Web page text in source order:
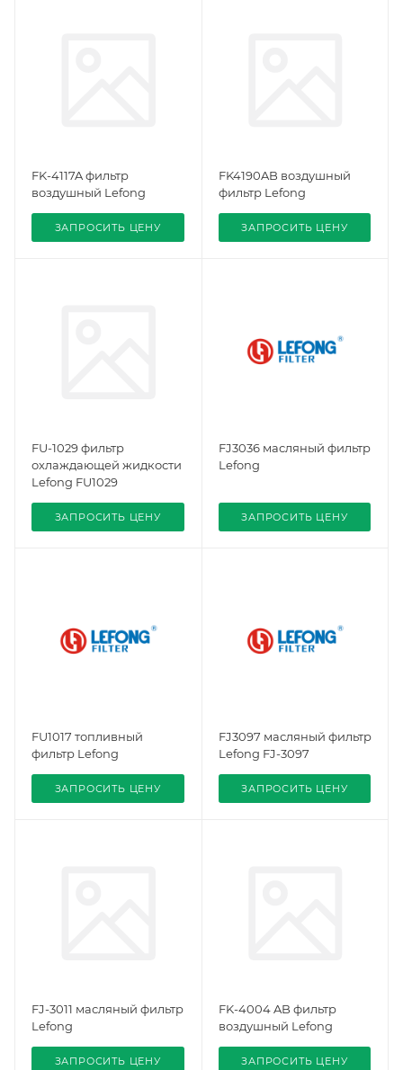
FK-4117A фильтр
воздушный Lefong
ЗАПРОСИТЬ ЦЕНУ
FK4190AB воздушный
фильтр Lefong
ЗАПРОСИТЬ ЦЕНУ
FU-1029 фильтр
охлаждающей жидкости
Lefong FU1029
ЗАПРОСИТЬ ЦЕНУ
FJ3036 масляный фильтр
Lefong
ЗАПРОСИТЬ ЦЕНУ
FU1017 топливный
фильтр Lefong
ЗАПРОСИТЬ ЦЕНУ
FJ3097 масляный фильтр
Lefong FJ-3097
ЗАПРОСИТЬ ЦЕНУ
FJ-3011 масляный фильтр
Lefong
ЗАПРОСИТЬ ЦЕНУ
FK-4004 AB фильтр
воздушный Lefong
ЗАПРОСИТЬ ЦЕНУ